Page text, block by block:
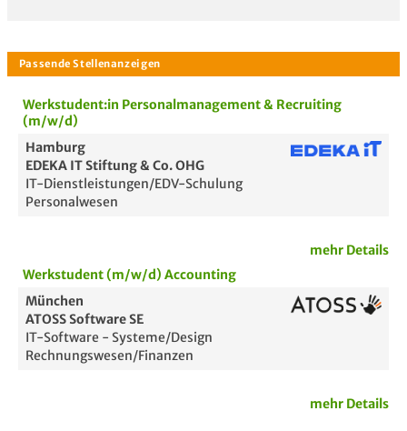
Werkstudent:in Personalmanagement & Recruiting
(m/w/d)
Hamburg
EDEKA IT Stiftung & Co. OHG
IT-Dienstleistungen/EDV-Schulung
Personalwesen
mehr Details
Werkstudent (m/w/d) Accounting
München
ATOSS Software SE
IT-Software - Systeme/Design
Rechnungswesen/Finanzen
mehr Details